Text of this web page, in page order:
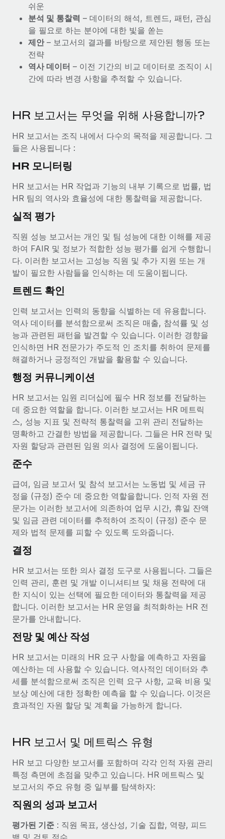
채용 후보자 심사 프로세스 간소화
Compliance Watchtower
규정 준수 관련 위험에 선제적으로 대응
기기 관리
전 세계 IT 장비 제공 및 추적 관리
법인 설립을 빠르고 준법적으로 지원
글로벌 인재 이동 및 전근
직원 해외 이전을 간편하게 처리
복리후생
모든 리소스 보기
블로그
글로벌 급여
EOR 및 PEO
세금
블로그 둘러보기
Remote 제품 관련 소식: Gusto 및 Xero와의 통합과
Remote의 사명은 모든 규모의 기업이 전 세계 어디서든 업무에 가
장 적합 사람을 찾아 채용 및 관리하고 급여를 지급하도록 돕는 것
입니다. 이를 위해 최근 몇 주 동안 새로운...
자세히 알아보기
채용을 확장한 방법
비디오 콘텐츠를 활용한 마케팅이 계속해서 인기를 끌면서, 기업들
에게는 흥미롭고 전문적인 비디오 제작이 어느 때보다 중요해졌습
니다. 그러나 대부분의 회사들은 그렇게 높은 품질의...
자세히 알아보기
쉬운
분석 및 통찰력 – 데이터의 해석, 트렌드, 패턴, 관심
을 필요로 하는 분야에 대한 빛을 쏟는
제안– 보고서의 결과를 바탕으로 제안된 행동 또는
전략
역사 데이터 – 이전 기간의 비교 데이터로 조직이 시
간에 따라 변경 사항을 추적할 수 있습니다.
HR 보고서는 무엇을 위해 사용합니까?
HR 보고서는 조직 내에서 다수의 목적을 제공합니다. 그
들은 사용됩니다 :
HR 모니터링
HR 보고서는 HR 작업과 기능의 내부 기록으로 법률, 법
HR 팀의 역사와 효율성에 대한 통찰력을 제공합니다.
실적 평가
직원 성능 보고서는 개인 및 팀 성능에 대한 이해를 제공
하여 FAIR 및 정보가 적합한 성능 평가를 쉽게 수행합니
다. 이러한 보고서는 고성능 직원 및 추가 지원 또는 개
발이 필요한 사람들을 인식하는 데 도움이됩니다.
트렌드 확인
인력 보고서는 인력의 동향을 식별하는 데 유용합니다.
역사 데이터를 분석함으로써 조직은 매출, 참석률 및 성
능과 관련된 패턴을 발견할 수 있습니다. 이러한 경향을
인식하면 HR 전문가가 주도적 인 조치를 취하여 문제를
해결하거나 긍정적인 개발을 활용할 수 있습니다.
행정 커뮤니케이션
HR 보고서는 임원 리더십에 필수 HR 정보를 전달하는
데 중요한 역할을 합니다. 이러한 보고서는 HR 메트릭
스, 성능 지표 및 전략적 통찰력을 고위 관리 전달하는
명확하고 간결한 방법을 제공합니다. 그들은 HR 전략 및
자원 할당과 관련된 임원 의사 결정에 도움이됩니다.
준수
급여, 임금 보고서 및 참석 보고서는 노동법 및 세금 규
정을 (규정) 준수 데 중요한 역할을합니다. 인적 자원 전
문가는 이러한 보고서에 의존하여 업무 시간, 휴일 잔액
및 임금 관련 데이터를 추적하여 조직이 (규정) 준수 문
제와 법적 문제를 피할 수 있도록 도와줍니다.
결정
HR 보고서는 또한 의사 결정 도구로 사용됩니다. 그들은
인력 관리, 훈련 및 개발 이니셔티브 및 채용 전략에 대
한 지식이 있는 선택에 필요한 데이터와 통찰력을 제공
합니다. 이러한 보고서는 HR 운영을 최적화하는 HR 전
문가를 안내합니다.
전망 및 예산 작성
HR 보고서는 미래의 HR 요구 사항을 예측하고 자원을
예산하는 데 사용할 수 있습니다. 역사적인 데이터와 추
세를 분석함으로써 조직은 인력 요구 사항, 교육 비용 및
보상 예산에 대한 정확한 예측을 할 수 있습니다. 이것은
효과적인 자원 할당 및 계획을 가능하게 합니다.
HR 보고서 및 메트릭스 유형
HR 보고 다양한 보고서를 포함하며 각각 인적 자원 관리
특정 측면에 초점을 맞추고 있습니다. HR 메트릭스 및
보고서의 주요 유형 중 일부를 탐색하자:
직원의 성과 보고서
평가된 기준 : 직원 목표, 생산성, 기술 집합, 역량, 피드
백 및 검토 점수